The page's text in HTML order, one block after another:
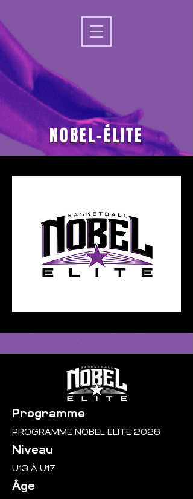
NOBEL-ÉLITE
Programme
PROGRAMME NOBEL ELITE 2026
Niveau
U13 À U17
Âge